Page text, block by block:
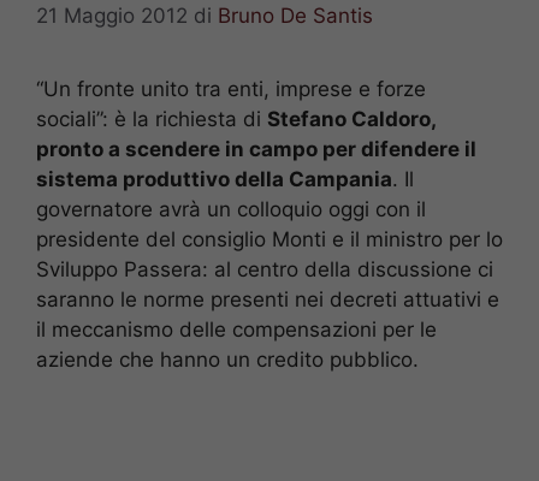
21 Maggio 2012 di Bruno De Santis
“Un fronte unito tra enti, imprese e forze
sociali”: è la richiesta di Stefano Caldoro,
pronto a scendere in campo per difendere il
sistema produttivo della Campania. Il
governatore avrà un colloquio oggi con il
presidente del consiglio Monti e il ministro per lo
Sviluppo Passera: al centro della discussione ci
saranno le norme presenti nei decreti attuativi e
il meccanismo delle compensazioni per le
aziende che hanno un credito pubblico.